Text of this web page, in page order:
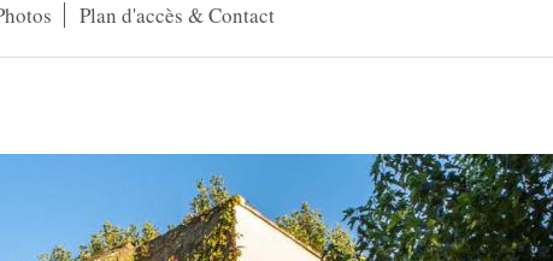
Plan d'accès & Contact